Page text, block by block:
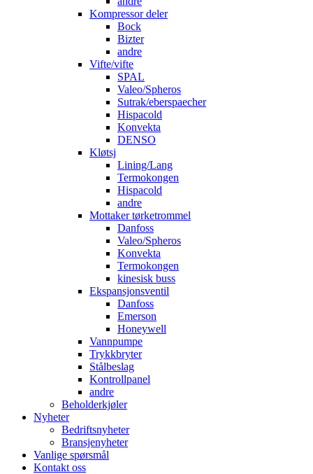
Kompressor deler
Bock
Bizter
andre
Vifte/vifte
SPAL
Valeo/Spheros
Sutrak/eberspaecher
Hispacold
Konvekta
DENSO
Kløtsj
Lining/Lang
Termokongen
Hispacold
andre
Mottaker tørketrommel
Danfoss
Valeo/Spheros
Konvekta
Termokongen
kinesisk buss
Ekspansjonsventil
Danfoss
Emerson
Honeywell
Vannpumpe
Trykkbryter
Stålbeslag
Kontrollpanel
andre
Beholderkjøler
Nyheter
Bedriftsnyheter
Bransjenyheter
Vanlige spørsmål
Kontakt oss